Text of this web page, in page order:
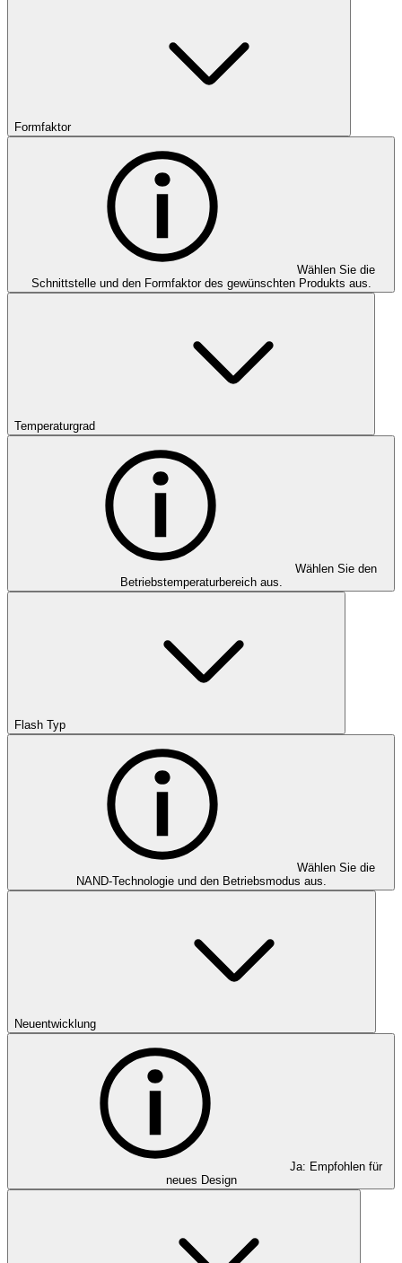
Formfaktor
Wählen Sie die
Schnittstelle und den Formfaktor des gewünschten Produkts aus.
Temperaturgrad
Wählen Sie den
Betriebstemperaturbereich aus.
Flash Typ
Wählen Sie die
NAND-Technologie und den Betriebsmodus aus.
Neuentwicklung
Ja: Empfohlen für
neues Design